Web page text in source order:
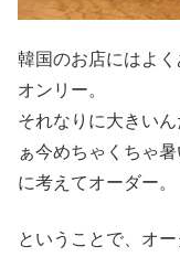
韓国のお店にはよ
オンリー。
それなりに大きい
ぁ今めちゃくちゃ
に考えてオーダー。
ということで、オー